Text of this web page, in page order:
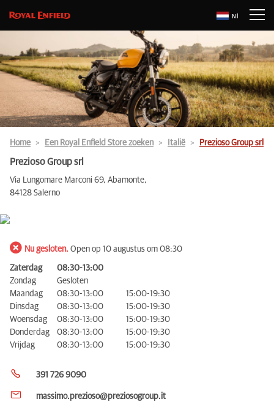
Nl
Home Een Royal Enfield Store zoeken Italië Prezioso Group srl
Prezioso Group srl
Via Lungomare Marconi 69, Abamonte,
84128 Salerno
Nu gesloten. Open op 10 augustus om 08:30
Zaterdag
08:30-13:00
Zondag
Gesloten
Maandag
08:30-13:00
15:00-19:30
Dinsdag
08:30-13:00
15:00-19:30
Woensdag
08:30-13:00
15:00-19:30
Donderdag
08:30-13:00
15:00-19:30
Vrijdag
08:30-13:00 15:00-19:30
391 726 9090
massimo.prezioso@preziosogroup.it